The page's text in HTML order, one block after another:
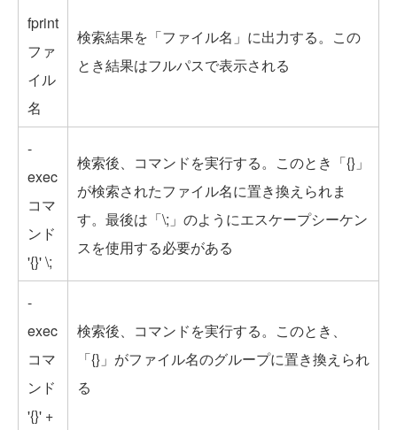
fprint
ファ
イル
名
検索結果を「ファイル名」に出力する。この
とき結果はフルパスで表示される
-
exec
コマ
ンド
'{}' \;
検索後、コマンドを実行する。このとき「{}」
が検索されたファイル名に置き換えられま
す。最後は「\;」のようにエスケープシーケン
スを使用する必要がある
-
exec
コマ
ンド
'{}' +
検索後、コマンドを実行する。このとき、
「{}」がファイル名のグループに置き換えられ
る